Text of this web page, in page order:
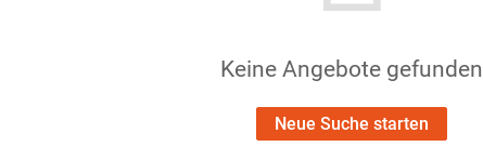
Keine Angebote gefunden
Neue Suche starten